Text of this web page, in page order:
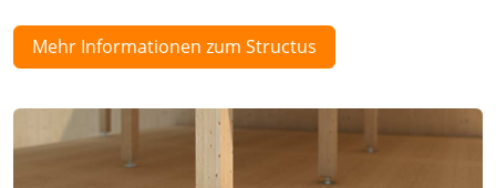
Mehr Informationen zum Structus